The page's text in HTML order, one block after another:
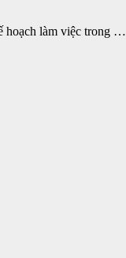
hoạch làm việc trong …